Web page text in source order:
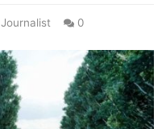
Journalist 0